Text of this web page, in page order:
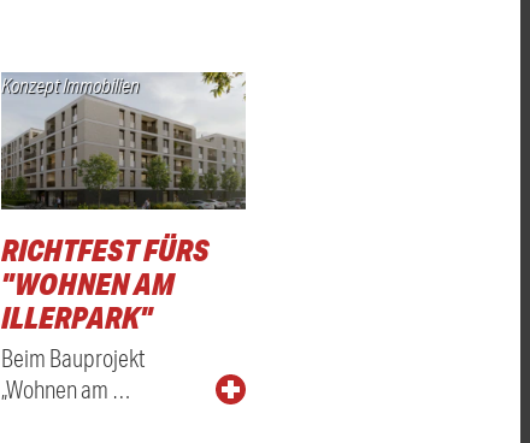
Konzept Immobilien
RICHTFEST FÜRS
"WOHNEN AM
ILLERPARK"
Beim Bauprojekt
„Wohnen am …